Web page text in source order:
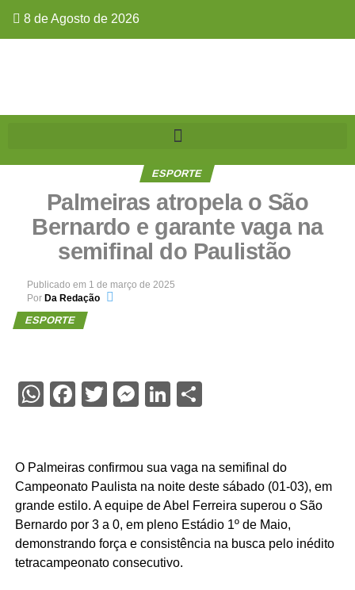
8 de Agosto de 2026
ESPORTE
Palmeiras atropela o São
Bernardo e garante vaga na
semifinal do Paulistão
Publicado em 1 de março de 2025
Por Da Redação
ESPORTE
WhatsApp
Facebook
Twitter
Messenger
LinkedIn
Share
O Palmeiras confirmou sua vaga na semifinal do
Campeonato Paulista na noite deste sábado (01-03), em
grande estilo. A equipe de Abel Ferreira superou o São
Bernardo por 3 a 0, em pleno Estádio 1º de Maio,
demonstrando força e consistência na busca pelo inédito
tetracampeonato consecutivo.